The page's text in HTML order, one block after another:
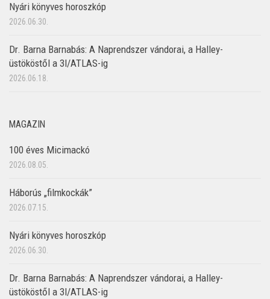
Nyári könyves horoszkóp
2026.06.30.
Dr. Barna Barnabás: A Naprendszer vándorai, a Halley-
üstököstől a 3I/ATLAS-ig
2026.06.18.
MAGAZIN
100 éves Micimackó
2026.08.05.
Háborús „filmkockák”
2026.07.15.
Nyári könyves horoszkóp
2026.06.30.
Dr. Barna Barnabás: A Naprendszer vándorai, a Halley-
üstököstől a 3I/ATLAS-ig